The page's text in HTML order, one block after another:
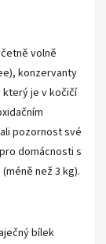
volně
konzervanty
který je v kočičí
pozornost své
domácnosti s
než 3 kg).
bílek